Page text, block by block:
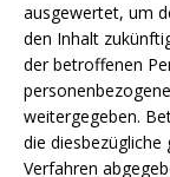
ausgewertet, um
den Inhalt
der betroffenen
weitergegeben.
die
Verfahren